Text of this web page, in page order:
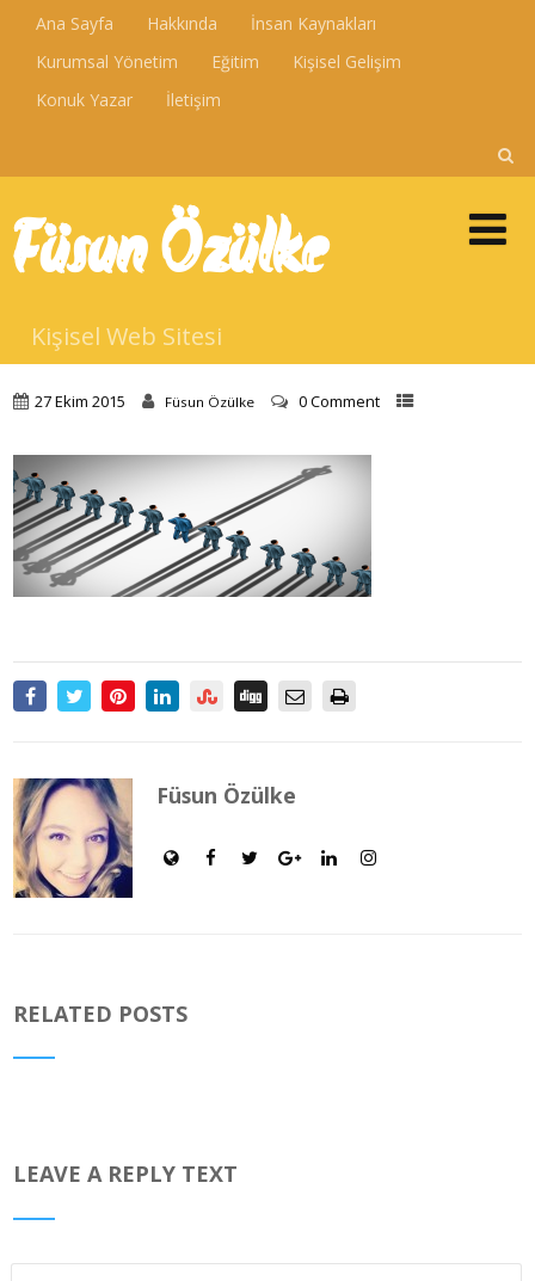
Ana Sayfa Hakkında
İnsan Kaynakları
Kurumsal Yönetim
Eğitim
Kişisel Gelişim
Konuk Yazar
İletişim
Füsun Özülke
Kişisel Web Sitesi
27 Ekim 2015 Füsun Özülke 0 Comment
Füsun Özülke
RELATED POSTS
LEAVE A REPLY TEXT